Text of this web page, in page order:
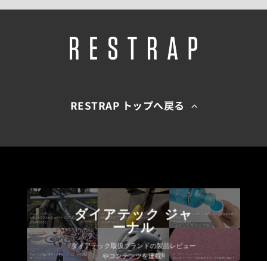
RESTRAP トップへ戻る
ダイアテック ジャ
ーナル
ダイアテック取扱ブランドの製品レビュー
やコンテンツを連載!!